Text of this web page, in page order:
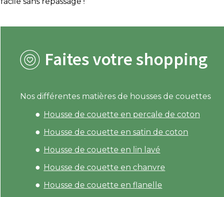
Faites votre shopping
Nos différentes matières de housses de couettes
Housse de couette en percale de coton
Housse de couette en satin de coton
Housse de couette en lin lavé
Housse de couette en chanvre
Housse de couette en flanelle